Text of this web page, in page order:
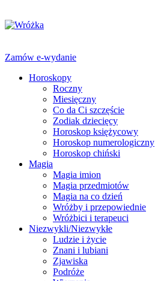
Zamów e-wydanie
Horoskopy
Roczny
Miesięczny
Co da Ci szczęście
Zodiak dziecięcy
Horoskop księżycowy
Horoskop numerologiczny
Horoskop chiński
Magia
Magia imion
Magia przedmiotów
Magia na co dzień
Wróżby i przepowiednie
Wróżbici i terapeuci
Niezwykli/Niezwykłe
Ludzie i życie
Znani i lubiani
Zjawiska
Podróże